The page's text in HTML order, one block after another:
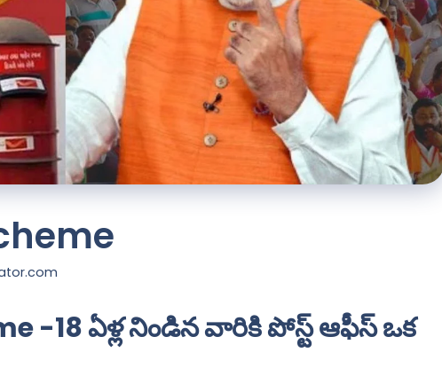
-18 ఏళ్ల నిండిన వారికి పోస్ట్ ఆఫీస్ ఒక